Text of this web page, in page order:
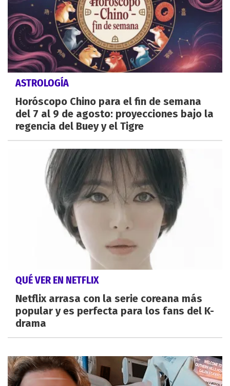
ASTROLOGÍA
Horóscopo Chino para el fin de semana
del 7 al 9 de agosto: proyecciones bajo la
regencia del Buey y el Tigre
QUÉ VER EN NETFLIX
Netflix arrasa con la serie coreana más
popular y es perfecta para los fans del K-
drama